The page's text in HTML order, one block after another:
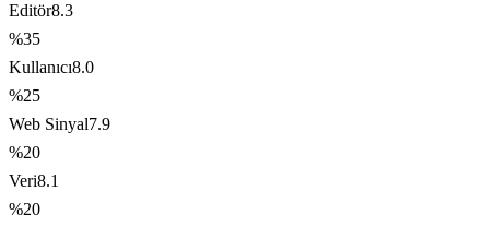
Editör8.3
%35
Kullanıcı8.0
%25
Web Sinyal7.9
%20
Veri8.1
%20